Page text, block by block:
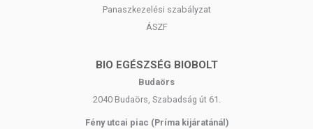
Panaszkezelési szabályzat
ÁSZF
BIO EGÉSZSÉG BIOBOLT
Budaörs
2040 Budaörs, Szabadság út 61.
Fény utcai piac (Príma kijáratánál)